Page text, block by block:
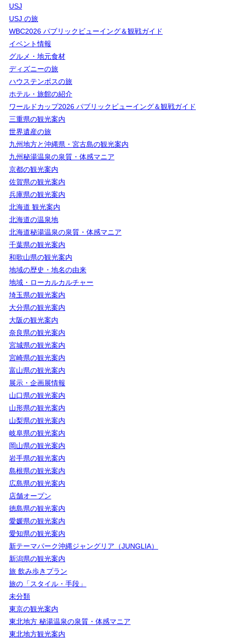
USJ
USJ の旅
WBC2026 パブリックビューイング＆観戦ガイド
イベント情報
グルメ・地元食材
ディズニーの旅
ハウステンボスの旅
ホテル・旅館の紹介
ワールドカップ2026 パブリックビューイング＆観戦ガイド
三重県の観光案内
世界遺産の旅
九州地方と沖縄県・宮古島の観光案内
九州秘湯温泉の泉質・体感マニア
京都の観光案内
佐賀県の観光案内
兵庫県の観光案内
北海道 観光案内
北海道の温泉地
北海道秘湯温泉の泉質・体感マニア
千葉県の観光案内
和歌山県の観光案内
地域の歴史・地名の由来
地域・ローカルカルチャー
埼玉県の観光案内
大分県の観光案内
大阪の観光案内
奈良県の観光案内
宮城県の観光案内
宮崎県の観光案内
富山県の観光案内
展示・企画展情報
山口県の観光案内
山形県の観光案内
山梨県の観光案内
岐阜県の観光案内
岡山県の観光案内
岩手県の観光案内
島根県の観光案内
広島県の観光案内
店舗オープン
徳島県の観光案内
愛媛県の観光案内
愛知県の観光案内
新テーマパーク沖縄ジャングリア（JUNGLIA）
新潟県の観光案内
旅 飲み歩きプラン
旅の「スタイル・手段」
未分類
東京の観光案内
東北地方 秘湯温泉の泉質・体感マニア
東北地方観光案内